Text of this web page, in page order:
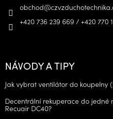
obchod@
+420 736 239 669 / +420 770
NÁVODY A TIPY
Jak vybrat ventilátor do koupelny
Decentrální rekuperace do jedné
Recuair DC40?